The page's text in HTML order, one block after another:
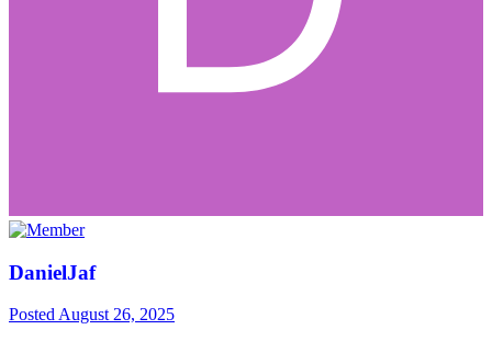
DanielJaf
Posted August 26, 2025